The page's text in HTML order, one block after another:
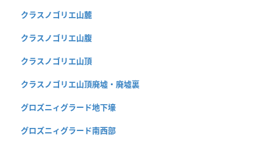
クラスノゴリエ山麓
クラスノゴリエ山腹
クラスノゴリエ山頂
クラスノゴリエ山頂廃墟・廃墟裏
グロズニィグラード地下壕
グロズニィグラード南西部